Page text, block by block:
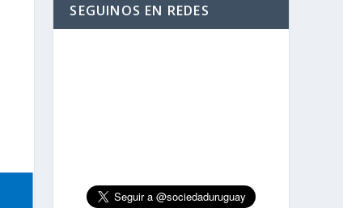
SEGUINOS EN REDES